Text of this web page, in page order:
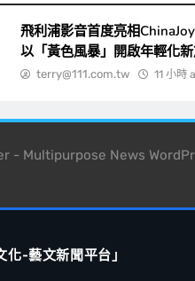
飛利浦影音首度亮相
以「黃色風暴」開啟年輕化
terry@111.com.tw 11 小時
- Multipurpose News
化-藝文新聞平台」